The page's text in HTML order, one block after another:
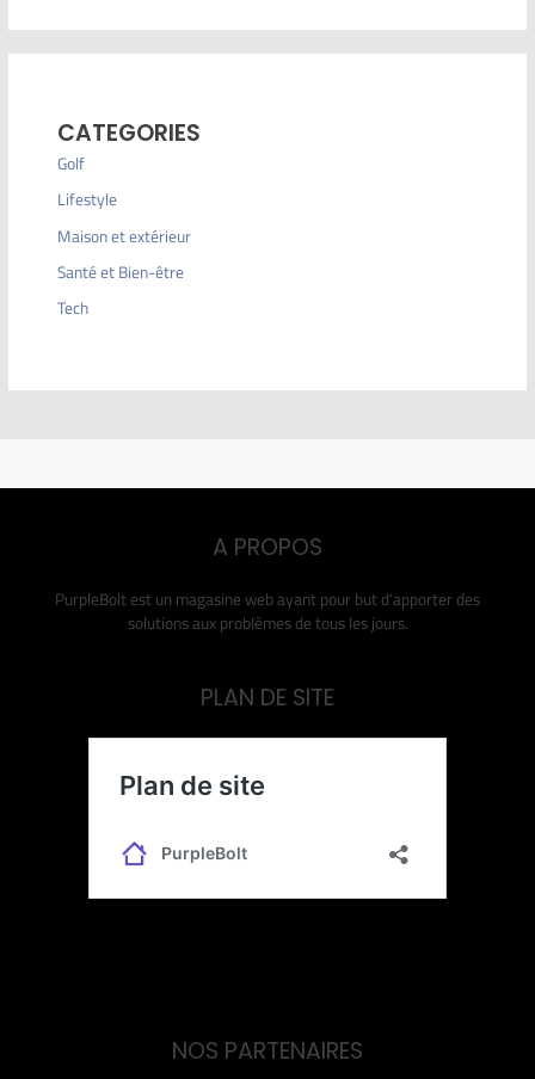
CATEGORIES
Golf
Lifestyle
Maison et extérieur
Santé et Bien-être
Tech
A PROPOS
PurpleBolt est un magasine web ayant pour but d’apporter des
solutions aux problèmes de tous les jours.
PLAN DE SITE
NOS PARTENAIRES